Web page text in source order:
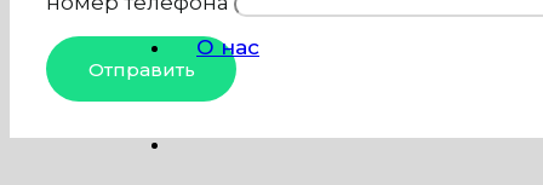
О нас